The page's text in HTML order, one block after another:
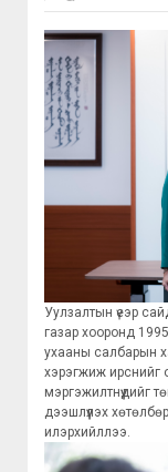
Уулзалтын үеэр
газар хооронд
ухааны салбарын
хэрэгжиж
мэргэжилтнүүдийг
дээшлүүлэх
илэрхийллээ.